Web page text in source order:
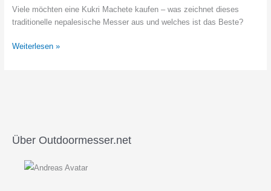
Viele möchten eine Kukri Machete kaufen – was zeichnet dieses
traditionelle nepalesische Messer aus und welches ist das Beste?
Eine
die
Weiterlesen »
Über Outdoormesser.net